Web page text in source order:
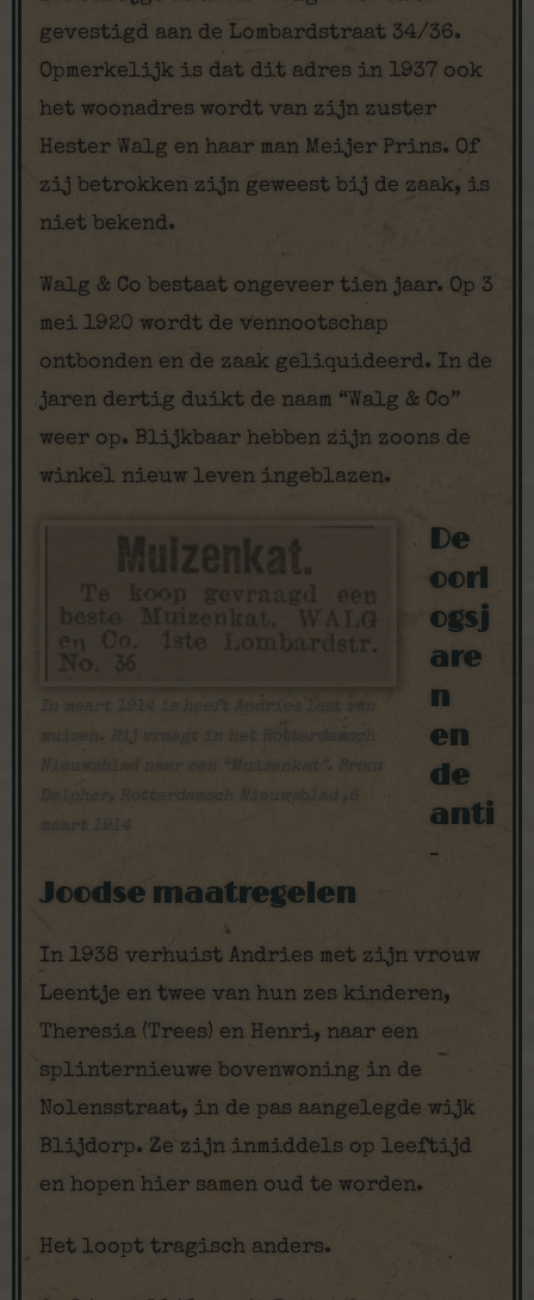
gevestigd aan de Lombardstraat 34/36.
Opmerkelijk is dat dit adres in 1937 ook
het woonadres wordt van zijn zuster
Hester Walg en haar man Meijer Prins. Of
zij betrokken zijn geweest bij de zaak, is
niet bekend.
Walg & Co bestaat ongeveer tien jaar. Op 3
mei 1920 wordt de vennootschap
ontbonden en de zaak geliquideerd. In de
jaren dertig duikt de naam “Walg & Co”
weer op. Blijkbaar hebben zijn zoons de
winkel nieuw leven ingeblazen.
muizen. Hij vraagt in het Rotterdamsch
Nieuwsblad naar een “Muizenkat”. Bron:
Delpher, Rotterdamsch Nieuwsblad ,6
maart 1914
De
oorl
ogsj
are
n
en
de
anti
-
Joodse maatregelen
In 1938 verhuist Andries met zijn vrouw
Leentje en twee van hun zes kinderen,
Theresia (Trees) en Henri, naar een
splinternieuwe bovenwoning in de
Nolensstraat, in de pas aangelegde wijk
Blijdorp. Ze zijn inmiddels op leeftijd
en hopen hier samen oud te worden.
Het loopt tragisch anders.